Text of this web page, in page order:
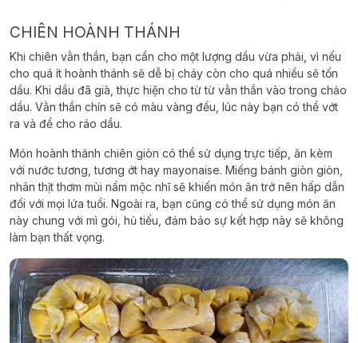
CHIÊN HOÀNH THÁNH
Khi chiên vằn thắn, bạn cần cho một lượng dầu vừa phải, vì nếu
cho quá ít hoành thánh sẽ dễ bị cháy còn cho quá nhiều sẽ tốn
dầu. Khi dầu đã già, thực hiện cho từ từ vằn thắn vào trong chảo
dầu. Vằn thắn chín sẽ có màu vàng đều, lúc này bạn có thể vớt
ra và để cho ráo dầu.
Món hoành thánh chiên giòn có thể sử dụng trực tiếp, ăn kèm
với nước tương, tương ớt hay mayonaise. Miếng bánh giòn giòn,
nhân thịt thơm mùi nấm mộc nhĩ sẽ khiến món ăn trở nên hấp dẫn
đối với mọi lứa tuổi. Ngoài ra, bạn cũng có thể sử dụng món ăn
này chung với mì gói, hủ tiếu, đảm bảo sự kết hợp này sẽ không
làm bạn thất vọng.